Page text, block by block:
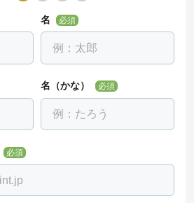
名 必須
名（かな） 必須
必須